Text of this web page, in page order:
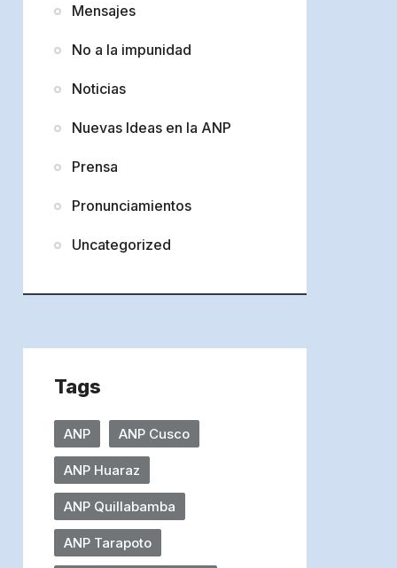
Mensajes
No a la impunidad
Noticias
Nuevas Ideas en la ANP
Prensa
Pronunciamientos
Uncategorized
Tags
ANP ANP Cusco
ANP Huaraz
ANP Quillabamba
ANP Tarapoto